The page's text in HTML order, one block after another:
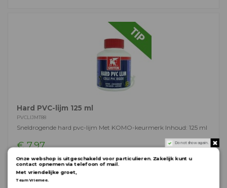
Hard PVC-lijm 125 ml
PVCLIJMT88
Sneldrogende hard pvc-lijm Met KOMO-keurmerk Inhoud: 125 ml
€ 7,97 Do not show again.
Onze webshop is uitgeschakeld voor particulieren. Zakelijk kunt u
contact opnemen via telefoon of mail.
Met vriendelijke groet,
Team Vriemee.